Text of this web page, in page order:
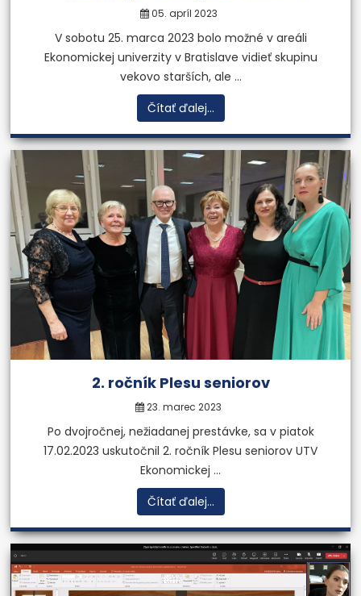
05. apríl 2023
V sobotu 25. marca 2023 bolo možné v areáli
Ekonomickej univerzity v Bratislave vidieť skupinu
vekovo starších, ale ...
Čítať ďalej...
2. ročník Plesu seniorov
23. marec 2023
Po dvojročnej, nežiadanej prestávke, sa v piatok
17.02.2023 uskutočnil 2. ročník Plesu seniorov UTV
Ekonomickej ...
Čítať ďalej...